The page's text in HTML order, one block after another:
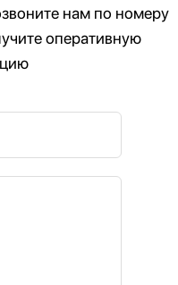
нам по номеру
оперативную